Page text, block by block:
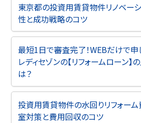
東京都の投資用賃貸物件リノベー
性と成功戦略のコツ
最短1日で審査完了！WEBだけで申
レディセゾンの【リフォームローン】
は？
投資用賃貸物件の水回りリフォー
室対策と費用回収のコツ